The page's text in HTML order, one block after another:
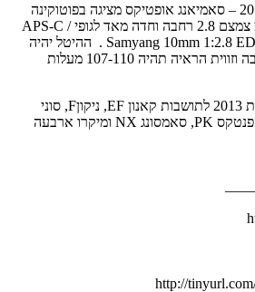
תל-אביב, 19 בספטמבר 2012 – סאמיאנג אופטיקס מציגה בפוטוקינה
אב-טיפוס של עדשת 10ממ צמצם 2.8 רחבה וחדה מאד לגופי APS-C /
DX בכינוי Samyang 10mm 1:2.8 ED AS UMC CS . ההיטל יהיה
רקטיליניארי של עדשה רחבה וזווית הראיה תהיה 107-110 מעלות
העדשה תהיה זמינה בתחילת 2013 לתושבות קאנון EF, ניקוןF, סוני
אלפא, סוני E (גופי NEX), פנטקס PK, סאמסונג NX ומיקרו ארבעה
http://